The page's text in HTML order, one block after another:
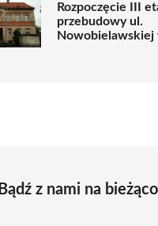
Rozpoczęcie III
przebudowy ul.
Nowobielawskiej
Bądź z nami na